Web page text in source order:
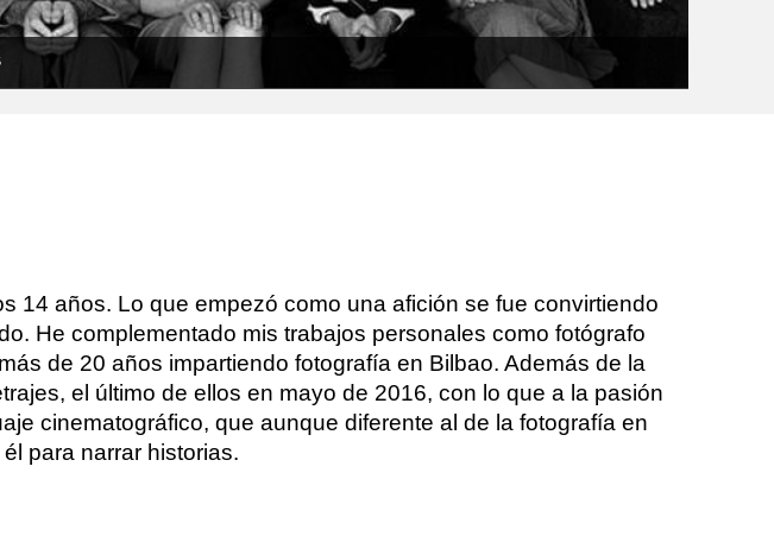
14 años. Lo que empezó como una afición se fue convirtiendo
He complementado mis trabajos personales como fotógrafo
de 20 años impartiendo fotografía en Bilbao. Además de la
el último de ellos en mayo de 2016, con lo que a la pasión
cinematográfico, que aunque diferente al de la fotografía en
para narrar historias.